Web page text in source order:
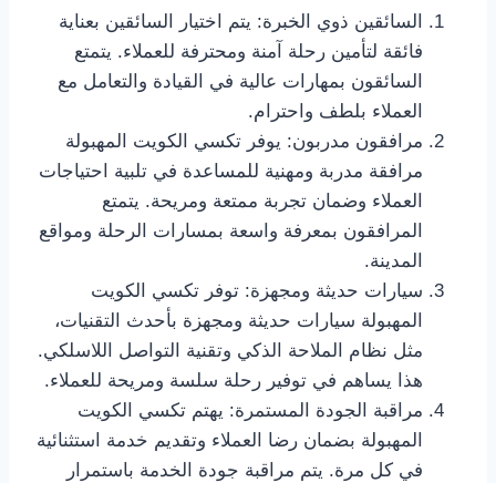
السائقين ذوي الخبرة: يتم اختيار السائقين بعناية
فائقة لتأمين رحلة آمنة ومحترفة للعملاء. يتمتع
السائقون بمهارات عالية في القيادة والتعامل مع
العملاء بلطف واحترام.
مرافقون مدربون: يوفر تكسي الكويت المهبولة
مرافقة مدربة ومهنية للمساعدة في تلبية احتياجات
العملاء وضمان تجربة ممتعة ومريحة. يتمتع
المرافقون بمعرفة واسعة بمسارات الرحلة ومواقع
المدينة.
سيارات حديثة ومجهزة: توفر تكسي الكويت
المهبولة سيارات حديثة ومجهزة بأحدث التقنيات،
مثل نظام الملاحة الذكي وتقنية التواصل اللاسلكي.
هذا يساهم في توفير رحلة سلسة ومريحة للعملاء.
مراقبة الجودة المستمرة: يهتم تكسي الكويت
المهبولة بضمان رضا العملاء وتقديم خدمة استثنائية
في كل مرة. يتم مراقبة جودة الخدمة باستمرار